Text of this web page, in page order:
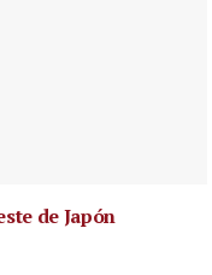
de Japón